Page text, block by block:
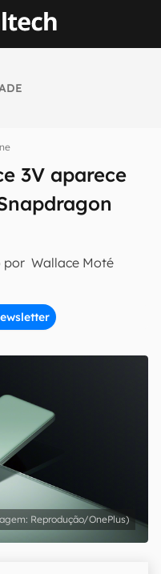
3V aparece
por Wallace Moté
em primeira
com os Termos de
Canaltech.
Reprodução/OnePlus)